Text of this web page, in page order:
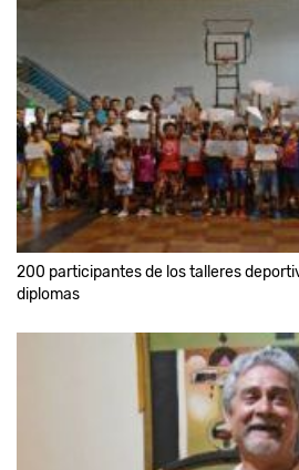
200 participantes de los talleres
diplomas